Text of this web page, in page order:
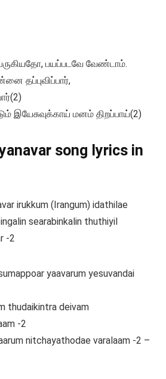
பயப்படவே வேண்டாம்.
தப்புவிப்பார்,
இயேசுவுக்காய் மனம் திறப்பாய்(2)
song lyrics in
irukkum (Irangum) idathilae
searabinkalin thuthiyil
-2
yaavarum yesuvandai
thudaikintra deivam
-2
nitchayathodae varalaam -2 –